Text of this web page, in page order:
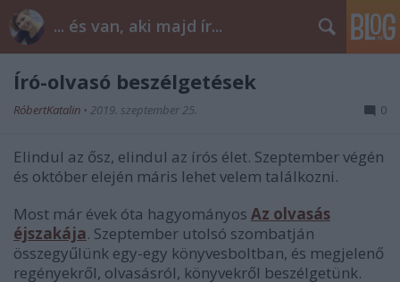
... és van, aki majd ír...
Író-olvasó beszélgetések
RóbertKatalin • 2019. szeptember 25. 0
Elindul az ősz, elindul az írós élet. Szeptember végén
és október elején máris lehet velem találkozni.
Most már évek óta hagyományos Az olvasás
éjszakája. Szeptember utolsó szombatján
összegyűlünk egy-egy könyvesboltban, és megjelenő
regényekről, olvasásról, könyvekről beszélgetünk.